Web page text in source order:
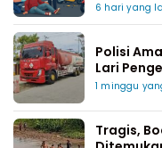
6 hari yang
Polisi
Lari
1 minggu
Tragis,